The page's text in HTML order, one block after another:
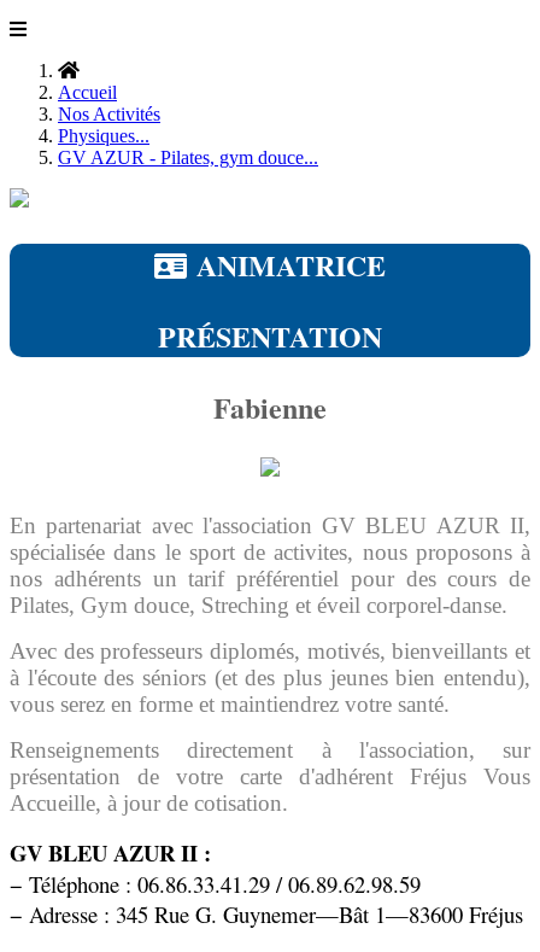
Accueil
Nos Activités
Physiques...
GV AZUR - Pilates, gym douce...
ANIMATRICE
PRÉSENTATION
Fabienne
En partenariat avec l'association GV BLEU AZUR II,
spécialisée dans le sport de activites, nous proposons à
nos adhérents un tarif préférentiel pour des cours de
Pilates, Gym douce, Streching et éveil corporel-danse.
Avec des professeurs diplomés, motivés, bienveillants et
à l'écoute des séniors (et des plus jeunes bien entendu),
vous serez en forme et maintiendrez votre santé.
Renseignements directement à l'association, sur
présentation de votre carte d'adhérent Fréjus Vous
Accueille, à jour de cotisation.
GV BLEU AZUR II :
− Téléphone : 06.86.33.41.29 / 06.89.62.98.59
− Adresse : 345 Rue G. Guynemer—Bât 1—83600 Fréjus